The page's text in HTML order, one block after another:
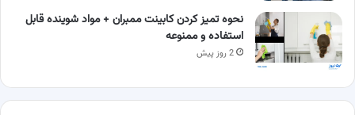
نحوه تمیز کردن کابینت ممبران + مواد شوینده قابل
استفاده و ممنوعه
2 روز پیش